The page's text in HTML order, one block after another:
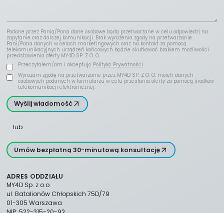
Podane przez Panią/Pana dane osobowe będą przetwarzane w celu odpowiedzi na
zapytanie oraz dalszej komunikacji. Brak wyrażenia zgody na przetwarzanie
Pani/Pana danych w celach marketingowych oraz na kontakt za pomocą
telekomunikacyjnych urządzeń końcowych będzie skutkować brakiem możliwości
przedstawienia oferty MY4D SP. Z O. O.
Przeczytałem/am i akceptuję Politykę Prywatności
Wyrażam zgodę na przetwarzanie przez MY4D SP. Z O. O. moich danych
osobowych podanych w formularzu w celu przesłania oferty za pomocą środków
telekomunikacji elektronicznej.
Wyślij wiadomość
lub
Umów bezpłatną 30-minutową konsultację
ADRES ODDZIAŁU
MY4D Sp. z o.o.
ul. Batalionów Chłopskich 75D/79
01-305 Warszawa